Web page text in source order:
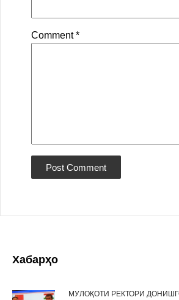
Comment*
Хабарҳо
МУЛОҚОТИ РЕКТОРИ